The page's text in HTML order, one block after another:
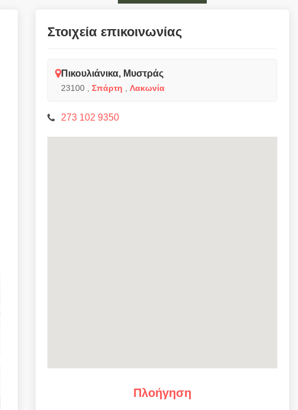
Στοιχεία επικοινωνίας
Πικουλιάνικα, Μυστράς
23100 Σπάρτη Λακωνία
273 102 9350
Πλοήγηση